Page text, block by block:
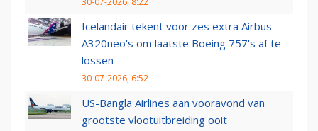
Icelandair tekent voor zes extra Airbus
A320neo's om laatste Boeing 757's af te
lossen
30-07-2026, 6:52
US-Bangla Airlines aan vooravond van
grootste vlootuitbreiding ooit